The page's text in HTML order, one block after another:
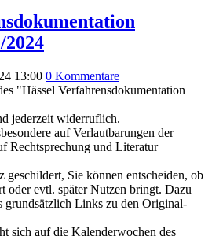
2024
13:00 0 Kommentare
"Hässel Verfahrensdokumentation
jederzeit widerruflich.
auf Verlautbarungen der
Rechtsprechung und Literatur
geschildert, Sie können entscheiden, ob
oder evtl. später Nutzen bringt. Dazu
grundsätzlich Links zu den Original-
sich auf die Kalenderwochen des